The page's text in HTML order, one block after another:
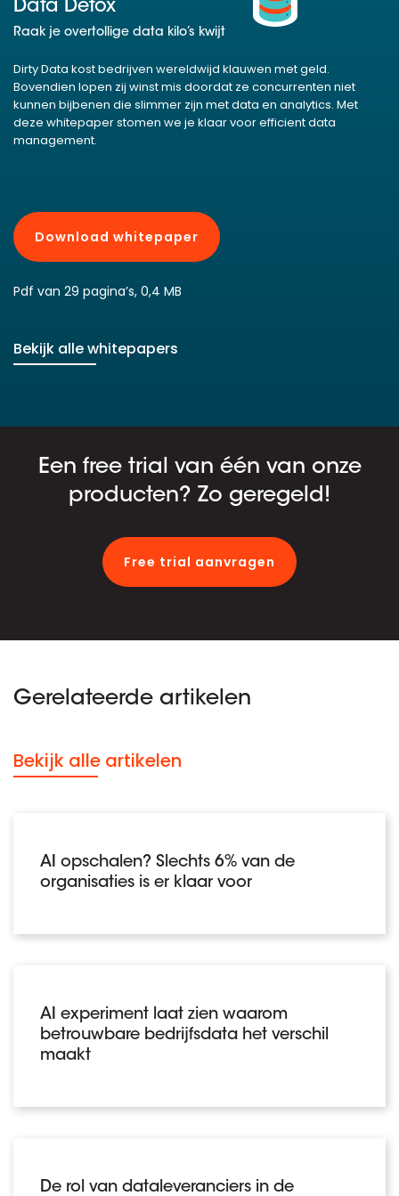
Data Detox
Raak je overtollige data kilo’s kwijt
Dirty Data kost bedrijven wereldwijd klauwen met geld.
Bovendien lopen zij winst mis doordat ze concurrenten niet
kunnen bijbenen die slimmer zijn met data en analytics. Met
deze whitepaper stomen we je klaar voor efficient data
management.
Download whitepaper
Pdf van 29 pagina’s, 0,4 MB
Bekijk alle whitepapers
Een free trial van één van onze
producten? Zo geregeld!
Free trial aanvragen
Gerelateerde artikelen
Bekijk alle artikelen
AI opschalen? Slechts 6% van de
organisaties is er klaar voor
AI experiment laat zien waarom
betrouwbare bedrijfsdata het verschil
maakt
De rol van dataleveranciers in de